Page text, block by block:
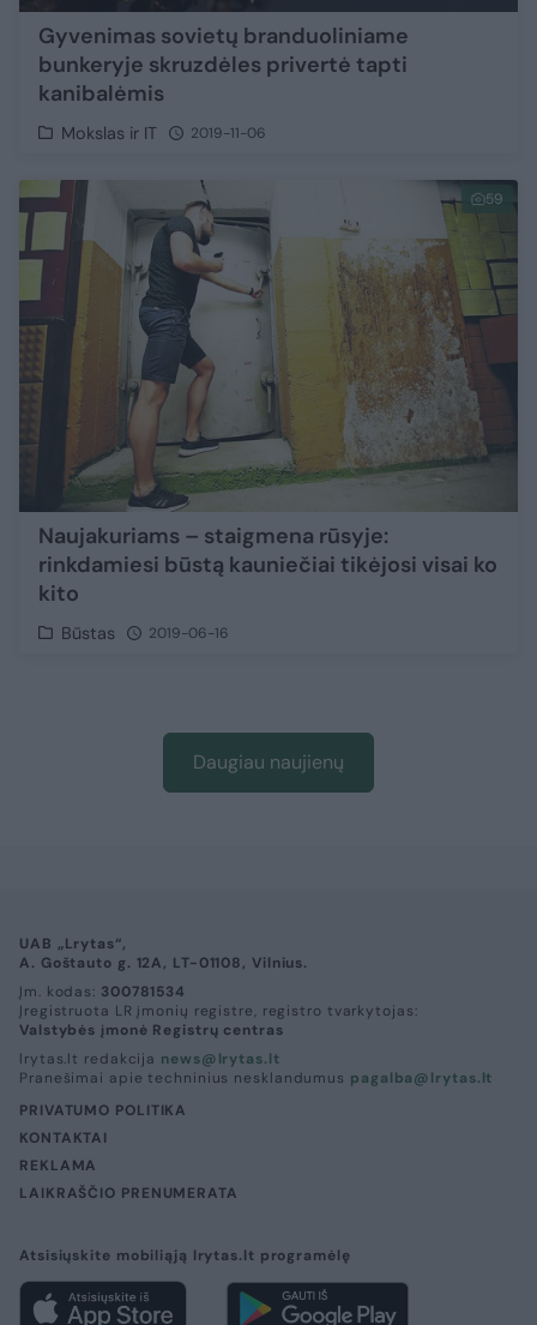
Gyvenimas sovietų branduoliniame
bunkeryje skruzdėles privertė tapti
kanibalėmis
Mokslas ir IT 2019-11-06
59
Naujakuriams – staigmena rūsyje:
rinkdamiesi būstą kauniečiai tikėjosi visai ko
kito
Būstas 2019-06-16
Daugiau naujienų
UAB „Lrytas“,
A. Goštauto g. 12A, LT-01108, Vilnius.
Įm. kodas: 300781534
Įregistruota LR įmonių registre, registro tvarkytojas:
Valstybės įmonė Registrų centras
lrytas.lt redakcija news@lrytas.lt
Pranešimai apie techninius nesklandumus pagalba@lrytas.lt
PRIVATUMO POLITIKA
KONTAKTAI
REKLAMA
LAIKRAŠČIO PRENUMERATA
Atsisiųskite mobiliąją lrytas.lt programėlę